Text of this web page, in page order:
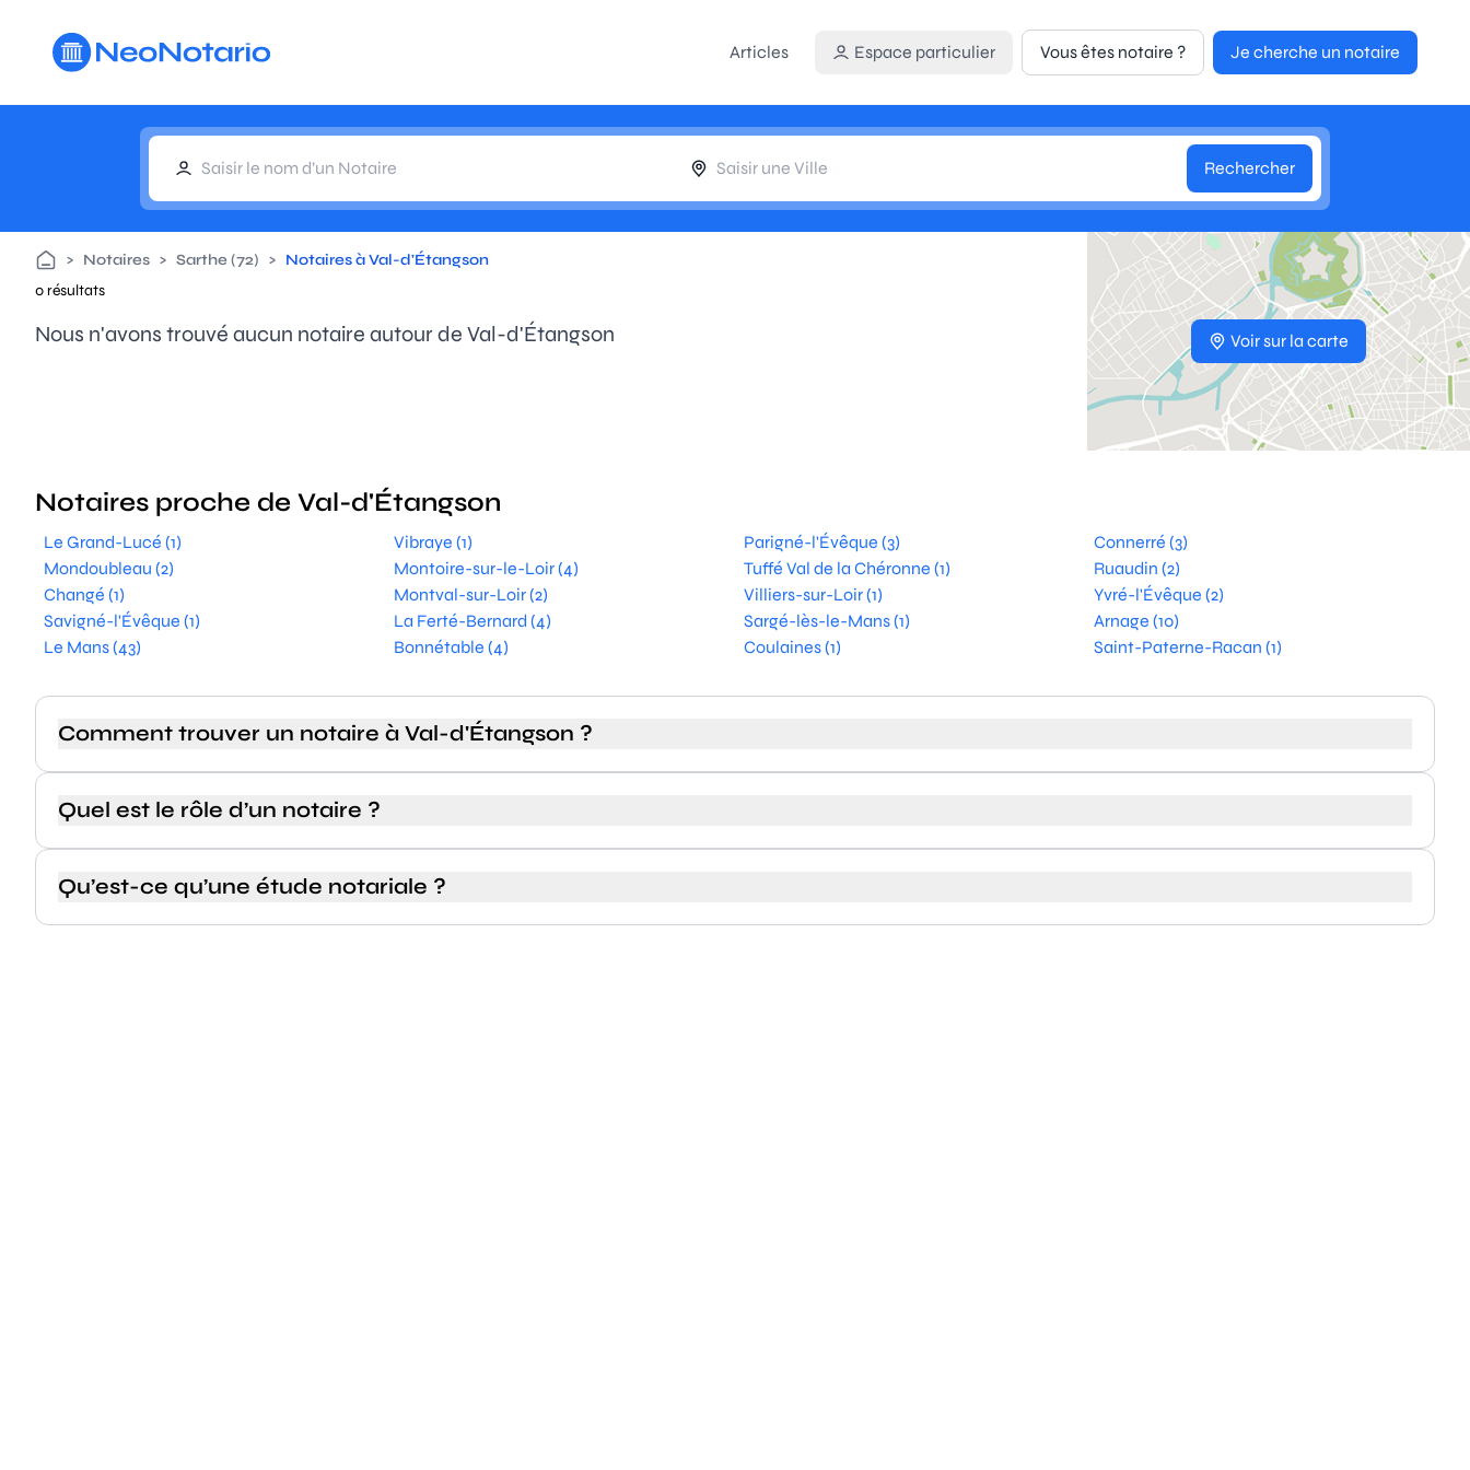
Articles
Espace particulier Vous êtes notaire ? Je cherche un notaire
Rechercher
> Notaires > Sarthe (72) > Notaires à Val-d'Étangson
0 résultats
Nous n'avons trouvé aucun notaire autour de Val-d'Étangson Voir sur la carte
Notaires proche de Val-d'Étangson
Le Grand-Lucé (1) Vibraye (1) Parigné-l'Évêque (3)
Connerré (3)
Mondoubleau (2)
Montoire-sur-le-Loir (4) Tuffé Val de la Chéronne (1)
Ruaudin (2)
Changé (1)
Montval-sur-Loir (2) Villiers-sur-Loir (1)
Yvré-l'Évêque (2)
Savigné-l'Évêque (1)
La Ferté-Bernard (4) Sargé-lès-le-Mans (1)
Arnage (10)
Le Mans (43)
Bonnétable (4) Coulaines (1) Saint-Paterne-Racan (1)
Comment trouver un notaire à Val-d'Étangson ?
Quel est le rôle d’un notaire ?
Qu’est-ce qu’une étude notariale ?